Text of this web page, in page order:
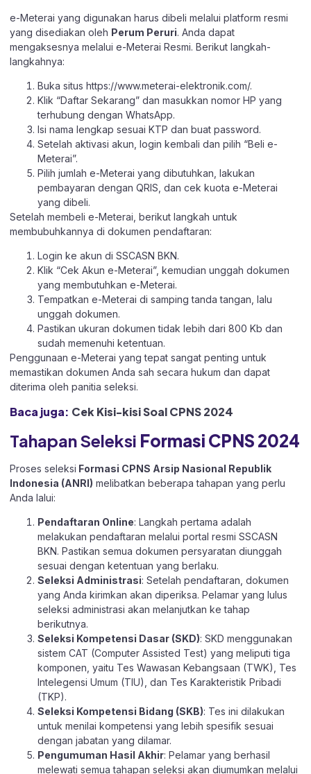
e-Meterai yang digunakan harus dibeli melalui platform resmi
yang disediakan oleh Perum Peruri. Anda dapat
mengaksesnya melalui e-Meterai Resmi. Berikut langkah-
langkahnya:
Buka situs https://www.meterai-elektronik.com/.
Klik “Daftar Sekarang” dan masukkan nomor HP yang
terhubung dengan WhatsApp.
Isi nama lengkap sesuai KTP dan buat password.
Setelah aktivasi akun, login kembali dan pilih “Beli e-
Meterai”.
Pilih jumlah e-Meterai yang dibutuhkan, lakukan
pembayaran dengan QRIS, dan cek kuota e-Meterai
yang dibeli.
Setelah membeli e-Meterai, berikut langkah untuk
membubuhkannya di dokumen pendaftaran:
Login ke akun di SSCASN BKN.
Klik “Cek Akun e-Meterai”, kemudian unggah dokumen
yang membutuhkan e-Meterai.
Tempatkan e-Meterai di samping tanda tangan, lalu
unggah dokumen.
Pastikan ukuran dokumen tidak lebih dari 800 Kb dan
sudah memenuhi ketentuan.
Penggunaan e-Meterai yang tepat sangat penting untuk
memastikan dokumen Anda sah secara hukum dan dapat
diterima oleh panitia seleksi.
Baca juga: Cek Kisi-kisi Soal CPNS 2024
Tahapan Seleksi Formasi CPNS 2024
Proses seleksi Formasi CPNS Arsip Nasional Republik
Indonesia (ANRI) melibatkan beberapa tahapan yang perlu
Anda lalui:
Pendaftaran Online: Langkah pertama adalah
melakukan pendaftaran melalui portal resmi SSCASN
BKN. Pastikan semua dokumen persyaratan diunggah
sesuai dengan ketentuan yang berlaku.
Seleksi Administrasi: Setelah pendaftaran, dokumen
yang Anda kirimkan akan diperiksa. Pelamar yang lulus
seleksi administrasi akan melanjutkan ke tahap
berikutnya.
Seleksi Kompetensi Dasar (SKD): SKD menggunakan
sistem CAT (Computer Assisted Test) yang meliputi tiga
komponen, yaitu Tes Wawasan Kebangsaan (TWK), Tes
Intelegensi Umum (TIU), dan Tes Karakteristik Pribadi
(TKP).
Seleksi Kompetensi Bidang (SKB): Tes ini dilakukan
untuk menilai kompetensi yang lebih spesifik sesuai
dengan jabatan yang dilamar.
Pengumuman Hasil Akhir: Pelamar yang berhasil
melewati semua tahapan seleksi akan diumumkan melalui